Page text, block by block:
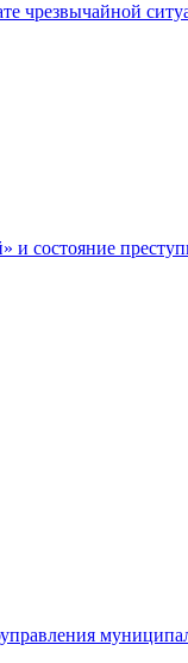
чрезвычайной
состояние